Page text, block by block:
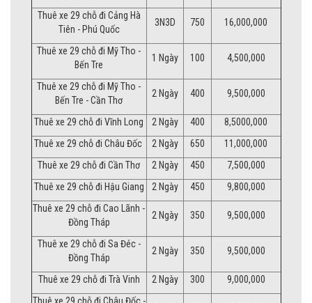
Thuê xe 29 chỗ đi Cảng Hà
Tiên - Phú Quốc
3N3D 750 16,000,000
Thuê xe 29 chỗ đi Mỹ Tho -
Bến Tre
1 Ngày 100 4,500,000
Thuê xe 29 chỗ đi Mỹ Tho -
Bến Tre - Cần Thơ
2 Ngày 400 9,500,000
Thuê xe 29 chỗ đi Vĩnh Long 2 Ngày 400
8,5000,000
Thuê xe 29 chỗ đi Châu Đốc
2 Ngày 650
11,000,000
Thuê xe 29 chỗ đi Cần Thơ
2 Ngày 450
7,500,000
Thuê xe 29 chỗ đi Hậu Giang
2 Ngày 450
9,800,000
Thuê xe 29 chỗ đi Cao Lãnh -
Đồng Tháp
2 Ngày 350 9,500,000
Thuê xe 29 chỗ đi Sa Đéc -
Đồng Tháp
2 Ngày 350 9,500,000
Thuê xe 29 chỗ đi Trà Vinh 2 Ngày 300
9,000,000